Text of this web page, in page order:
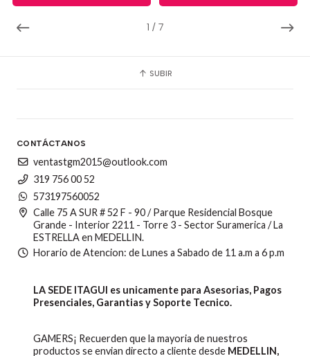
1 / 7
SUBIR
CONTÁCTANOS
ventastgm2015@outlook.com
319 756 00 52
573197560052
Calle 75 A SUR # 52 F - 90 / Parque Residencial Bosque
Grande - Interior 2211 - Torre 3 - Sector Suramerica / La
ESTRELLA en MEDELLIN.
Horario de Atencion: de Lunes a Sabado de 11 a.m a 6 p.m
LA SEDE ITAGUI es unicamente para Asesorias, Pagos
Presenciales, Garantias y Soporte Tecnico.
GAMERS¡ Recuerden que la mayoria de nuestros
productos se envian directo a cliente desde MEDELLIN,